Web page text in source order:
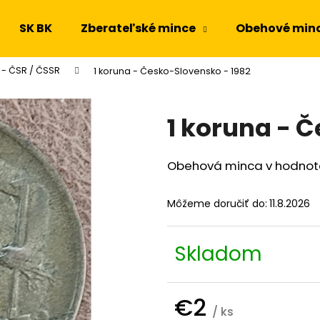
SK BK Zberateľské mince Obehové
ČSR / ČSSR 1 koruna - Česko-Slovensko - 1982
1 koruna -
Obehová minca v
Môžeme doručiť do: 11.8.2026
Skladom
€2 / ks
Čo potrebujete nájsť?
HĽADAŤ
Odporúčame